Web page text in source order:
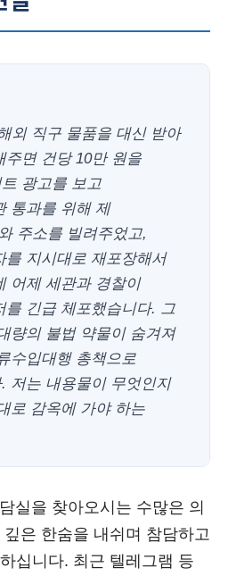
외 직구 물품을 대신 받아
주면 건당 10만 원을
광고를 보고
통과를 위해 제
주소를 빌려주었고,
를 지시대로 재포장해서
어제 세관과 경찰이
를 긴급 체포했습니다. 그
량의 불법 약물이 숨겨져
수입대행 총책으로
저는 내용물이 무엇인지
로 감옥에 가야 하는
실을 찾아오시는 수많은 의
은 한숨을 내쉬며 참담하고
십니다. 최근 텔레그램 등